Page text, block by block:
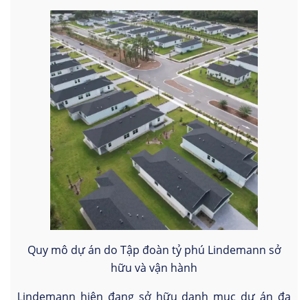
Quy mô dự án do Tập đoàn tỷ phú Lindemann sở
hữu và vận hành
Lindemann hiện đang sở hữu danh mục dự án đa